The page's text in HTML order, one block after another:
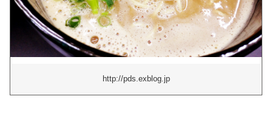
http://pds.exblog.jp